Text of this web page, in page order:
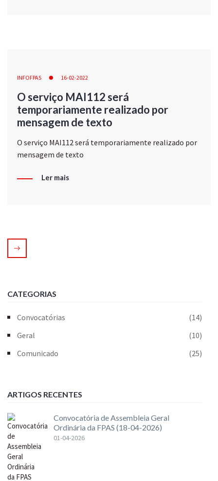
INFOFPAS 16-02-2022
O serviço MAI112 será
temporariamente realizado por
mensagem de texto
O serviço MAI112 será temporariamente realizado por
mensagem de texto
Ler mais
CATEGORIAS
Convocatórias
(14)
Geral
(10)
Comunicado
(25)
ARTIGOS RECENTES
Convocatória de Assembleia Geral
Ordinária da FPAS (18-04-2026)
01-04-2026